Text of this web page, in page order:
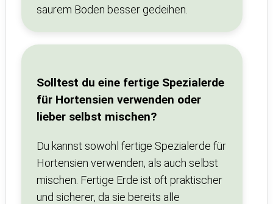
saurem Boden besser gedeihen.
Solltest du eine fertige Spezialerde
für Hortensien verwenden oder
lieber selbst mischen?
Du kannst sowohl fertige Spezialerde für
Hortensien verwenden, als auch selbst
mischen. Fertige Erde ist oft praktischer
und sicherer, da sie bereits alle